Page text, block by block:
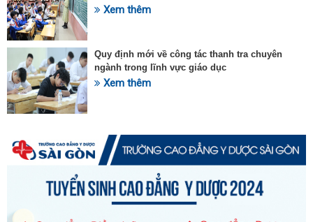
Xem thêm
Quy định mới về công tác thanh tra chuyên
ngành trong lĩnh vực giáo dục
Xem thêm